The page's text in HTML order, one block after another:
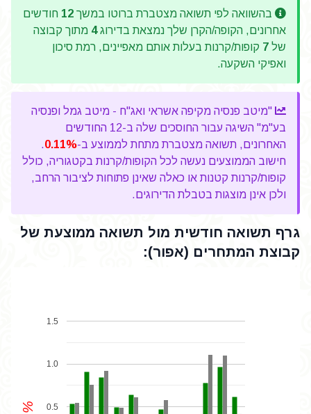
בהשוואה לפי תשואה מצטברת ברוטו במשך 12 חודשים
אחרונים, הקופה/הקרן שלך נמצאת בדירוג4 מתוך קבוצה
של 7 קופות/קרנות בעלות אותם מאפיינים, רמת סיכון
ואפיקי השקעה.
"מיטב פנסיה מקיפה אשראי ואג"ח - מיטב גמל ופנסיה
בע"מ" השיגה עבור החוסכים שלה ב-12 החודשים
האחרונים, תשואה מצטברת מתחת לממוצע ב-0.11%
.
חישוב הממוצעים נעשה לכל הקופות/קרנות בקטגוריה, כולל
קופות/קרנות קטנות או כאלה שאינן פתוחות לציבור הרחב,
ולכן אינן מוצגות בטבלת הדירוגים.
גרף תשואה חודשית מול תשואה ממוצעת של
קבוצת המתחרים (אפור):
0.5
1.0
1.5
%